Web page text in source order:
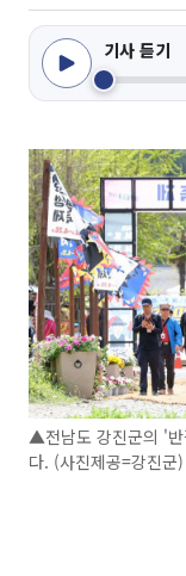
기사 듣기
▲전남도 강진군의 '반
다. (사진제공=강진군)